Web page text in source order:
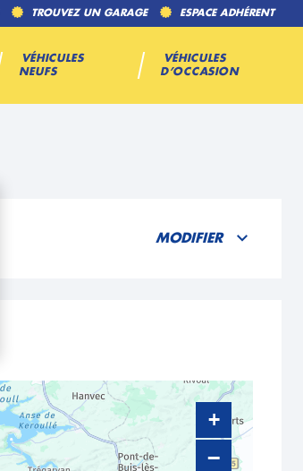
TROUVEZ UN GARAGE ESPACE ADHÉRENT
VÉHICULES
NEUFS
VÉHICULES
D’OCCASION
MODIFIER
+
−